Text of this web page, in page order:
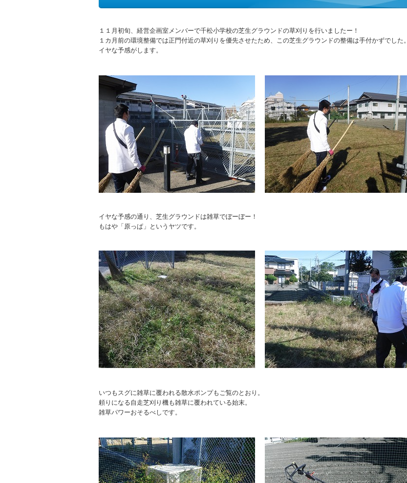
１１月初旬、経営企画室メンバーで千松小学校の芝生グラウンドの草刈りを行いましたー！
１カ月前の環境整備では正門付近の草刈りを優先させたため、この芝生グラウンドの整備は手付かずでした。
イヤな予感がします。
イヤな予感の通り、芝生グラウンドは雑草でぼーぼー！
もはや「原っぱ」というヤツです。
いつもスグに雑草に覆われる散水ポンプもご覧のとおり。
頼りになる自走芝刈り機も雑草に覆われている始末。
雑草パワーおそるべしです。